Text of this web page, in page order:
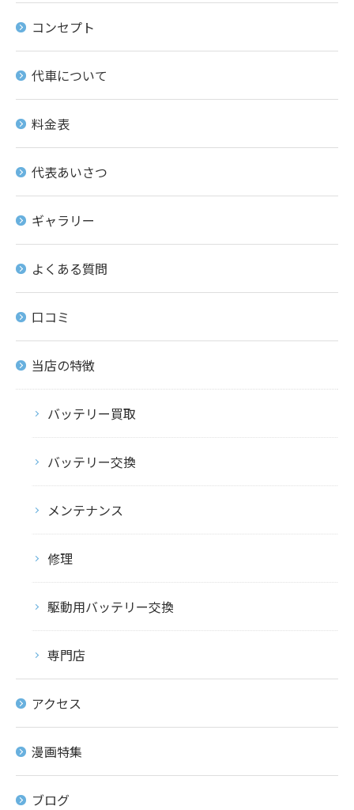
コンセプト
代車について
料金表
代表あいさつ
ギャラリー
よくある質問
口コミ
当店の特徴
バッテリー買取
バッテリー交換
メンテナンス
修理
駆動用バッテリー交換
専門店
アクセス
漫画特集
ブログ